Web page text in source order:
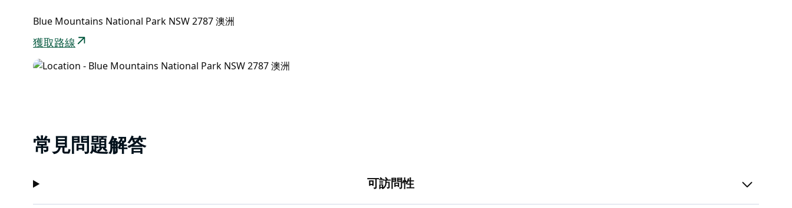
Blue Mountains National Park NSW 2787 澳洲
獲取路線
常見問題解答
可訪問性